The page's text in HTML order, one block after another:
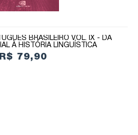
BRASILEIRO VOL. IX - DA
À HISTÓRIA LINGUÍSTICA
R$ 79,90